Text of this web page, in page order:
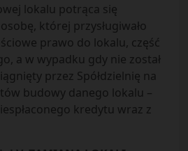
lokalu potrąca się
której przysługiwało
prawo do lokalu, część
a w wypadku gdy nie został
przez Spółdzielnię na
budowy danego lokalu –
kredytu wraz z